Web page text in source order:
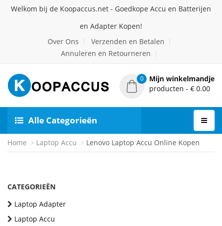
Welkom bij de Koopaccus.net - Goedkope Accu en Batterijen
en Adapter Kopen!
Over Ons
Verzenden en Betalen
Annuleren en Retourneren
0
Mijn winkelmandje
producten - € 0.00
Alle Categorieën
Home Laptop Accu Lenovo Laptop Accu Online Kopen
CATEGORIEËN
Laptop Adapter
Laptop Accu